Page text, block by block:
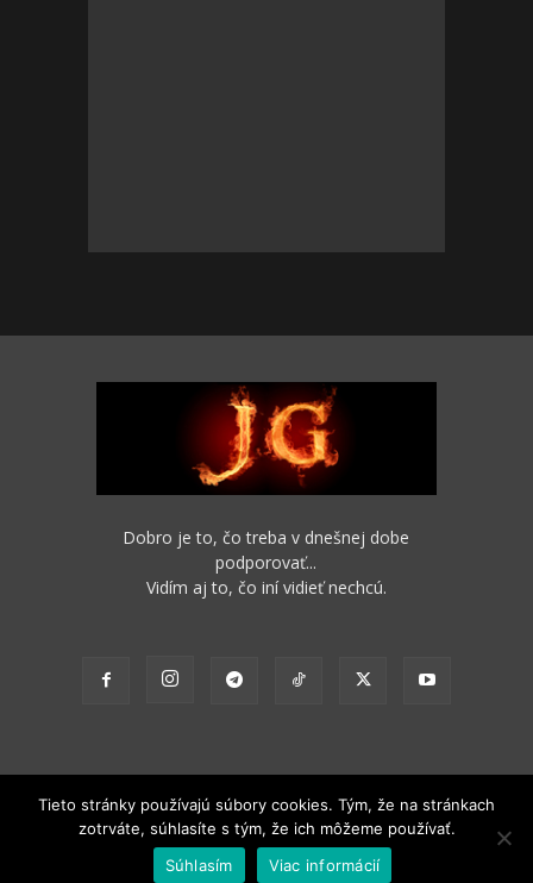
Dobro je to, čo treba v dnešnej dobe
podporovať...
Vidím aj to, čo iní vidieť nechcú.
2012 - 2022 Obsah stránok je možné s funkčným odkazom na pôvodný
zdroj ďalej nekomerčne šíriť.
Tieto stránky používajú súbory cookies. Tým, že na stránkach
zotrváte, súhlasíte s tým, že ich môžeme používať.
Súhlasím
Viac informácií